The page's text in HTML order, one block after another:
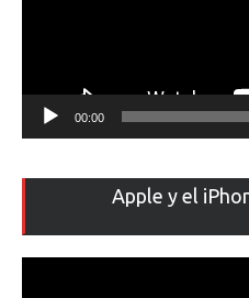
00:00
Apple y el